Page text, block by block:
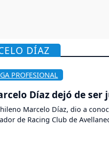
DÍAZ
PROFESIONAL
Díaz dejó de ser
Marcelo Díaz, dio a
de Racing Club de